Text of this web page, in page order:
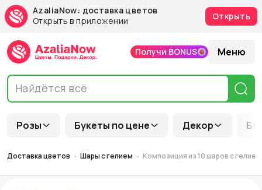
AzaliaNow: доставка цветов
Открыть в приложении
Открыть
Розы Букеты по цене Декор
Получи BONUS Меню
Доставка цветов Шары с гелием Композиция из 10 шаров с